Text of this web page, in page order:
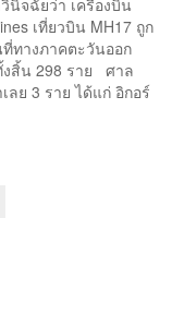
เที่ยวบิน MH17 ถูก
ทางภาคตะวันออก
งสิ้น 298 ราย ศาล
ย 3 ราย ได้แก่ อิกอร์